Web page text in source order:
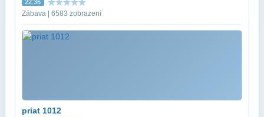
22:36
Zábava | 6583 zobrazení
priat 1012